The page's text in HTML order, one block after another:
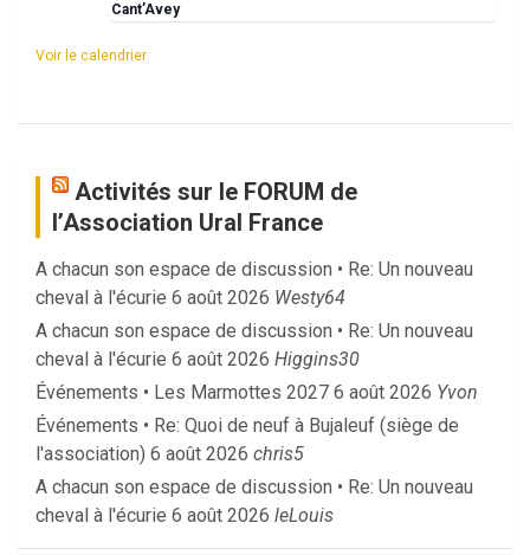
Cant’Avey
Voir le calendrier
Activités sur le FORUM de
l’Association Ural France
A chacun son espace de discussion • Re: Un nouveau
cheval à l'écurie 6 août 2026 Westy64
A chacun son espace de discussion • Re: Un nouveau
cheval à l'écurie 6 août 2026 Higgins30
Événements • Les Marmottes 2027 6 août 2026 Yvon
Événements • Re: Quoi de neuf à Bujaleuf (siège de
l'association) 6 août 2026 chris5
A chacun son espace de discussion • Re: Un nouveau
cheval à l'écurie 6 août 2026 leLouis